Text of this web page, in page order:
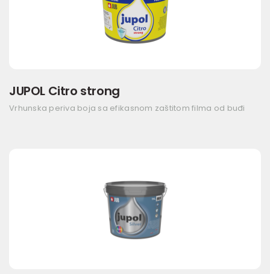
JUPOL Citro strong
Vrhunska periva boja sa efikasnom zaštitom filma od buđi